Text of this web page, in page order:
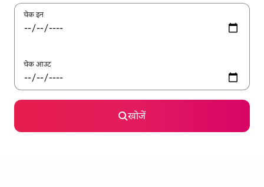
चेक इन
चेक आउट
खोजें